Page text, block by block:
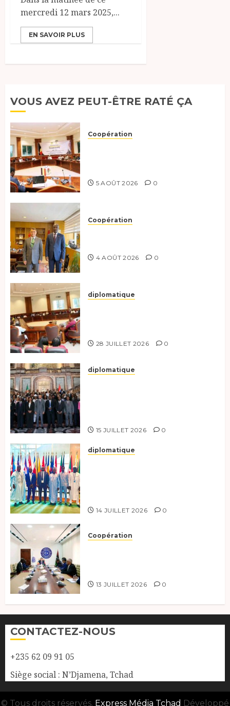
mercredi 12 mars 2025,...
EN SAVOIR PLUS
VOUS AVEZ PEUT-ÊTRE RATÉ ÇA
Coopération
5 AOÛT 2026 0
Coopération
4 AOÛT 2026 0
diplomatique
28 JUILLET 2026 0
diplomatique
15 JUILLET 2026 0
diplomatique
14 JUILLET 2026 0
Coopération
13 JUILLET 2026 0
CONTACTEZ-NOUS
+235 62 09 91 05
Siège social : N’Djamena, Tchad
© Tous droits réservés. Express Média Tchad Développé